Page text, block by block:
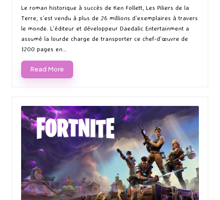
in
Le roman historique à succès de Ken Follett, Les Piliers de la
Terre, s’est vendu à plus de 26 millions d’exemplaires à travers
le monde. L’éditeur et développeur Daedalic Entertainment a
assumé la lourde charge de transporter ce chef-d’œuvre de
1200 pages en…
Read More